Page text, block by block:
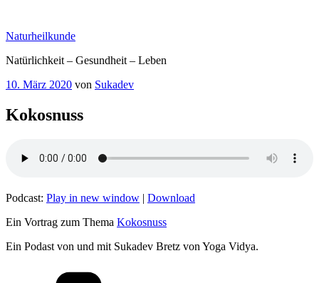
springen
Naturheilkunde
Natürlichkeit – Gesundheit – Leben
Veröffentlicht
10. März 2020 von Sukadev
Kokosnuss
Podcast: Play in new window | Download
Ein Vortrag zum Thema Kokosnuss
Ein Podast von und mit Sukadev Bretz von Yoga Vidya.